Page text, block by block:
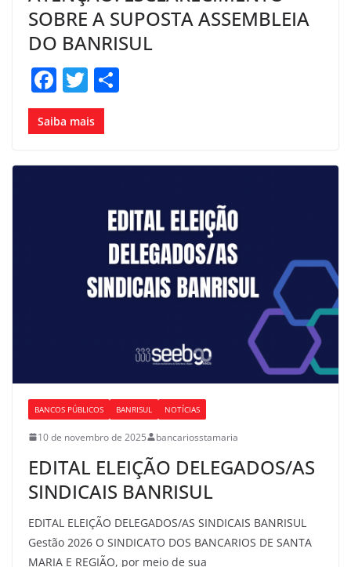
SOBRE A SUPOSTA ASSEMBLEIA
DO BANRISUL
F
a
c
T
w
itt
Saiba mais
BANCOS PÚBLICOS BANRISUL NOTÍCIAS
10 de novembro de 2025 bancariosstamaria
EDITAL ELEIÇÃO DELEGADOS/AS
SINDICAIS BANRISUL
EDITAL ELEIÇÃO DELEGADOS/AS SINDICAIS BANRISUL
Gestão 2026 O SINDICATO DOS BANCARIOS DE SANTA
MARIA E REGIÃO, por meio de sua